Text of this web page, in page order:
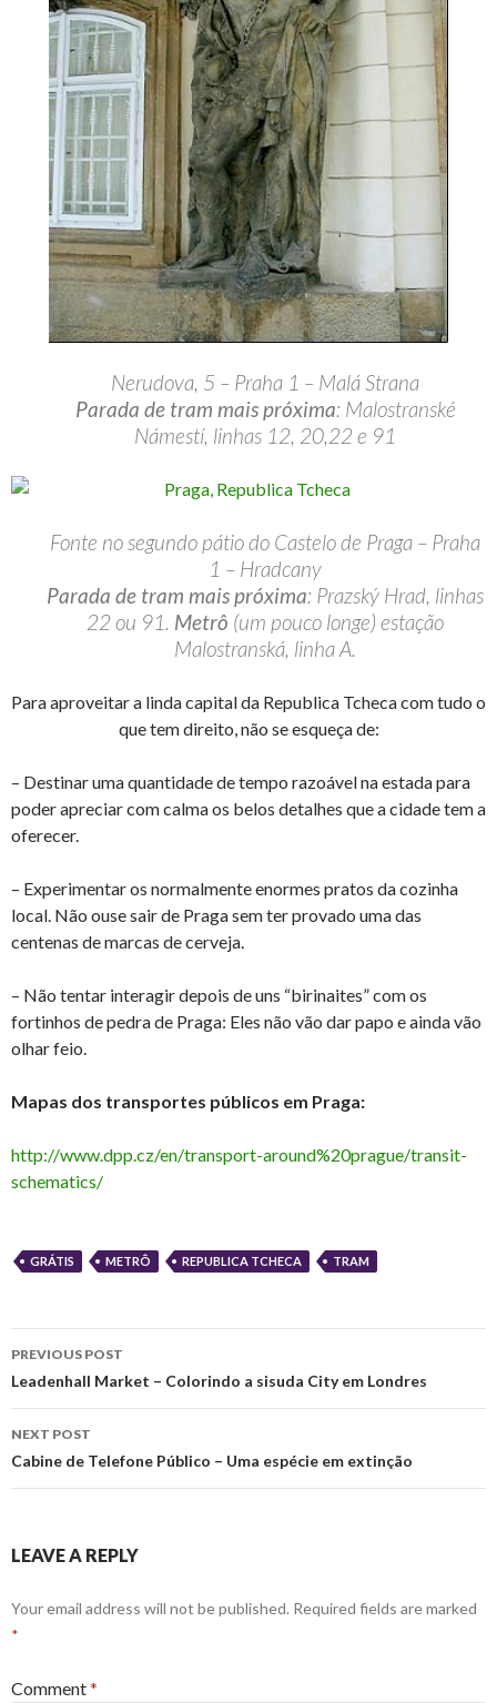
Nerudova, 5 – Praha 1 – Malá Strana
Parada de tram mais próxima: Malostranské
Námestí, linhas 12, 20,22 e 91
Fonte no segundo pátio do Castelo de Praga – Praha
1 – Hradcany
Parada de tram mais próxima: Prazský Hrad, linhas
22 ou 91. Metrô (um pouco longe) estação
Malostranská, linha A.
Para aproveitar a linda capital da Republica Tcheca com tudo o
que tem direito, não se esqueça de:
– Destinar uma quantidade de tempo razoável na estada para
poder apreciar com calma os belos detalhes que a cidade tem a
oferecer.
– Experimentar os normalmente enormes pratos da cozinha
local. Não ouse sair de Praga sem ter provado uma das
centenas de marcas de cerveja.
– Não tentar interagir depois de uns “birinaites” com os
fortinhos de pedra de Praga: Eles não vão dar papo e ainda vão
olhar feio.
Mapas dos transportes públicos em Praga:
http://www.dpp.cz/en/transport-around%20prague/transit-
schematics/
GRÁTIS METRÔ REPUBLICA TCHECA TRAM
Post
navigation
PREVIOUS POST
Leadenhall Market – Colorindo a sisuda City em Londres
NEXT POST
Cabine de Telefone Público – Uma espécie em extinção
LEAVE A REPLY
Your email address will not be published. Required fields are marked
*
Comment*